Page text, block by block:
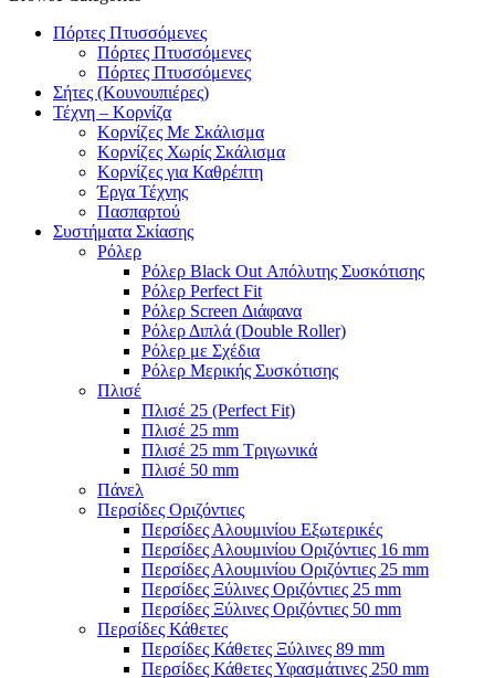
Πόρτες Πτυσσόμενες
Πόρτες Πτυσσόμενες
Πόρτες Πτυσσόμενες
Σήτες (Κουνουπιέρες)
Τέχνη – Κορνίζα
Κορνίζες Με Σκάλισμα
Κορνίζες Χωρίς Σκάλισμα
Κορνίζες για Καθρέπτη
Έργα Τέχνης
Πασπαρτού
Συστήματα Σκίασης
Ρόλερ
Ρόλερ Black Out Απόλυτης Συσκότισης
Ρόλερ Perfect Fit
Ρόλερ Screen Διάφανα
Ρόλερ Διπλά (Double Roller)
Ρόλερ με Σχέδια
Ρόλερ Μερικής Συσκότισης
Πλισέ
Πλισέ 25 (Perfect Fit)
Πλισέ 25 mm
Πλισέ 25 mm Τριγωνικά
Πλισέ 50 mm
Πάνελ
Περσίδες Οριζόντιες
Περσίδες Αλουμινίου Εξωτερικές
Περσίδες Αλουμινίου Οριζόντιες 16 mm
Περσίδες Αλουμινίου Οριζόντιες 25 mm
Περσίδες Ξύλινες Οριζόντιες 25 mm
Περσίδες Ξύλινες Οριζόντιες 50 mm
Περσίδες Κάθετες
Περσίδες Κάθετες Ξύλινες 89 mm
Περσίδες Κάθετες Υφασμάτινες 250 mm